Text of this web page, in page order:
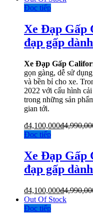
Đọc tiếp
Xe Đạp Gấp
đạp gấp
Xe Đạp Gấp
gọn gàng, dễ sử
và bền bỉ cho xe.
2022 với cấu hình
trong những sản
gian tới.
₫4,100,000₫
Đọc tiếp
Xe Đạp Gấp
đạp gấp
₫4,100,000₫
Out Of Stock
Đọc tiếp